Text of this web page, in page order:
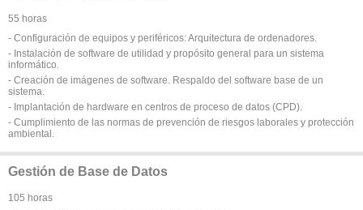
55 horas
- Configuración de equipos y periféricos: Arquitectura de ordenadores.
- Instalación de software de utilidad y propósito general para un sistema
informático.
- Creación de imágenes de software. Respaldo del software base de un
sistema.
- Implantación de hardware en centros de proceso de datos (CPD).
- Cumplimiento de las normas de prevención de riesgos laborales y protección
ambiental.
Gestión de Base de Datos
105 horas